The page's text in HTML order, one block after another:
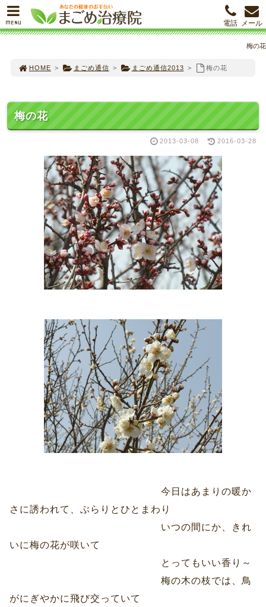
梅の花
HOME > まごめ通信 > まごめ通信2013 > 梅の花
梅の花
2013-03-08 2016-03-28
今日はあまりの暖か
さに誘われて、ぶらりとひとまわり
いつの間にか、きれ
いに梅の花が咲いて
とってもいい香り～
梅の木の枝では、鳥
がにぎやかに飛び交っていて
MENU メール
電話